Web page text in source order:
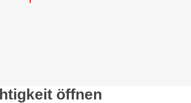
öffnen